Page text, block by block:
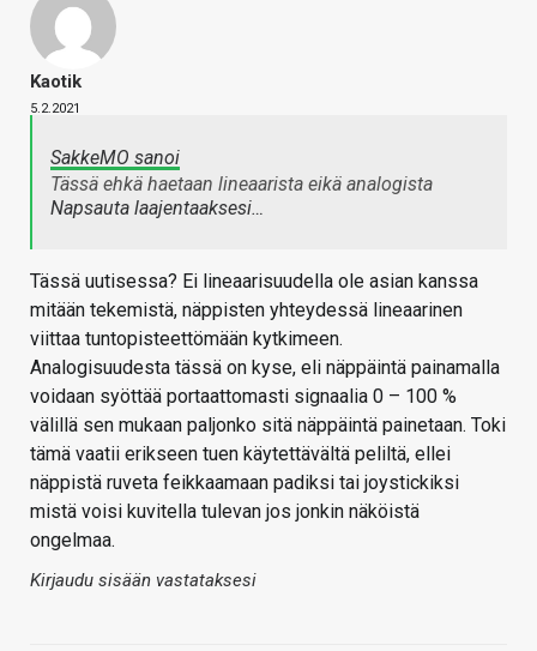
Kaotik
5.2.2021
SakkeMO sanoi
Tässä ehkä haetaan lineaarista eikä analogista
Napsauta laajentaaksesi…
Tässä uutisessa? Ei lineaarisuudella ole asian kanssa
mitään tekemistä, näppisten yhteydessä lineaarinen
viittaa tuntopisteettömään kytkimeen.
Analogisuudesta tässä on kyse, eli näppäintä painamalla
voidaan syöttää portaattomasti signaalia 0 – 100 %
välillä sen mukaan paljonko sitä näppäintä painetaan. Toki
tämä vaatii erikseen tuen käytettävältä peliltä, ellei
näppistä ruveta feikkaamaan padiksi tai joystickiksi
mistä voisi kuvitella tulevan jos jonkin näköistä
ongelmaa.
Kirjaudu sisään vastataksesi